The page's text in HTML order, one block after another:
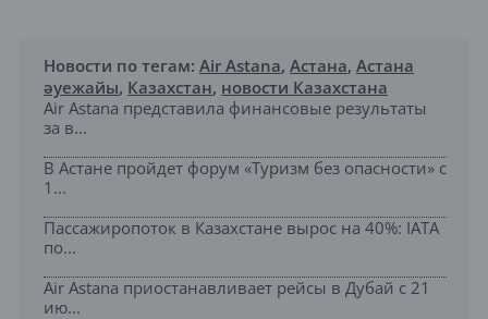
Новости по тегам: Air Astana, Астана, Астана
әуежайы, Казахстан, новости Казахстана
Air Astana представила финансовые результаты
за в...
В Астане пройдет форум «Туризм без опасности» с
1...
Пассажиропоток в Казахстане вырос на 40%: IATA
по...
Air Astana приостанавливает рейсы в Дубай с 21
ию...